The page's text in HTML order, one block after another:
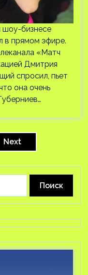
бизнесе
в прямом эфире.
«Матч
Дмитрия
спросил, пьет
она очень
Next